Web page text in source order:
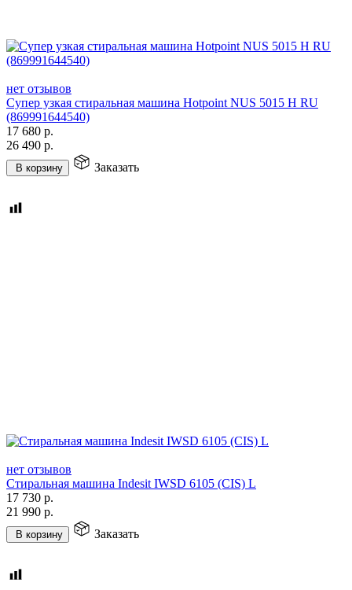
нет отзывов
Супер узкая стиральная машина Hotpoint NUS 5015 H RU
(869991644540)
17 680 р.
26 490 р.
В корзину Заказать
нет отзывов
Стиральная машина Indesit IWSD 6105 (CIS) L
17 730 р.
21 990 р.
В корзину Заказать